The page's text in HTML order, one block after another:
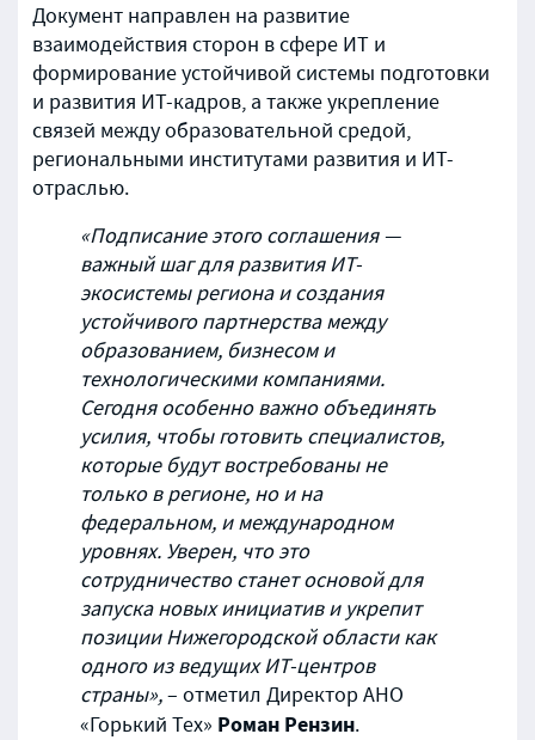
Документ направлен на развитие
взаимодействия сторон в сфере ИТ и
формирование устойчивой системы подготовки
и развития ИТ-кадров, а также укрепление
связей между образовательной средой,
региональными институтами развития и ИТ-
отраслью.
«Подписание этого соглашения —
важный шаг для развития ИТ-
экосистемы региона и создания
устойчивого партнерства между
образованием, бизнесом и
технологическими компаниями.
Сегодня особенно важно объединять
усилия, чтобы готовить специалистов,
которые будут востребованы не
только в регионе, но и на
федеральном, и международном
уровнях. Уверен, что это
сотрудничество станет основой для
запуска новых инициатив и укрепит
позиции Нижегородской области как
одного из ведущих ИТ-центров
страны»,– отметил Директор АНО
«Горький Тех» Роман Рензин.